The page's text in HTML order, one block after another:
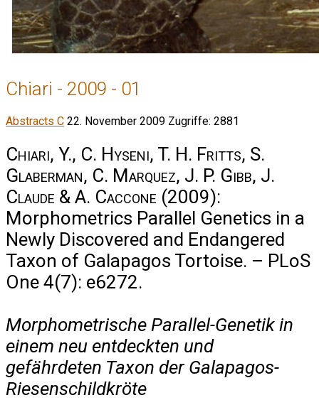
Chiari - 2009 - 01
Abstracts C 22. November 2009 Zugriffe: 2881
Chiari, Y., C. Hyseni, T. H. Fritts, S.
Glaberman, C. Marquez, J. P. Gibb, J.
Claude & A. Caccone (2009):
Morphometrics Parallel Genetics in a
Newly Discovered and Endangered
Taxon of Galapagos Tortoise. – PLoS
One 4(7): e6272.
Morphometrische Parallel-Genetik in
einem neu entdeckten und
gefährdeten Taxon der Galapagos-
Riesenschildkröte